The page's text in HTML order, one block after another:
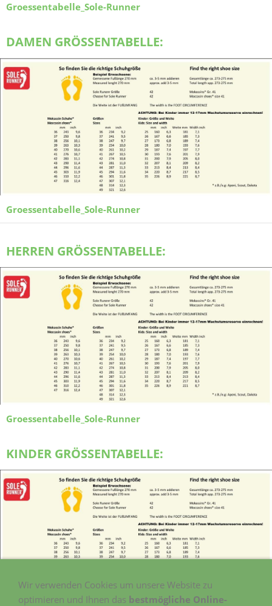
Groessentabelle_Sole-Runner
DAMEN GRÖSSENTABELLE:
Groessentabelle_Sole-Runner
HERREN GRÖSSENTABELLE:
Groessentabelle_Sole-Runner
KINDER GRÖSSENTABELLE:
Wir verwenden Cookies um unsere Website zu
optimieren und Ihnen das bestmögliche Online-